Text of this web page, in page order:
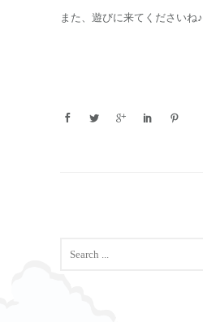
また、遊びに来てくださいね♪